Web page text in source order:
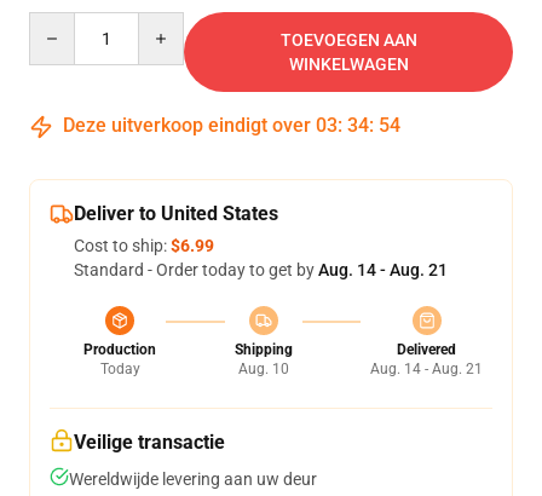
TOEVOEGEN AAN
WINKELWAGEN
Deze uitverkoop eindigt over 03: 34: 54
Deliver to United States
Cost to ship:$6.99
Standard - Order today to get byAug. 14 - Aug. 21
Production
Today
Shipping
Aug. 10
Delivered
Aug. 14 - Aug. 21
Veilige transactie
Wereldwijde levering aan uw deur